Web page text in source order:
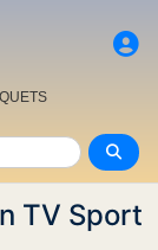
TV Sport